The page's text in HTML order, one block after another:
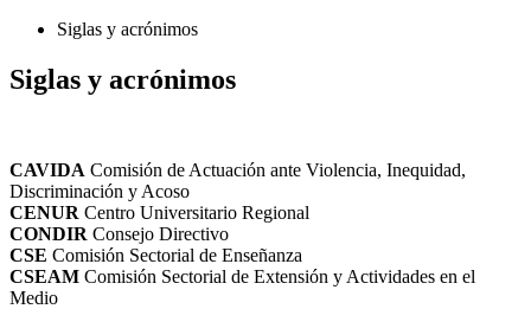
Siglas y acrónimos
Siglas y acrónimos
CAVIDA Comisión de Actuación ante Violencia, Inequidad,
Discriminación y Acoso
CENUR Centro Universitario Regional
CONDIR Consejo Directivo
CSE Comisión Sectorial de Enseñanza
CSEAM Comisión Sectorial de Extensión y Actividades en el
Medio